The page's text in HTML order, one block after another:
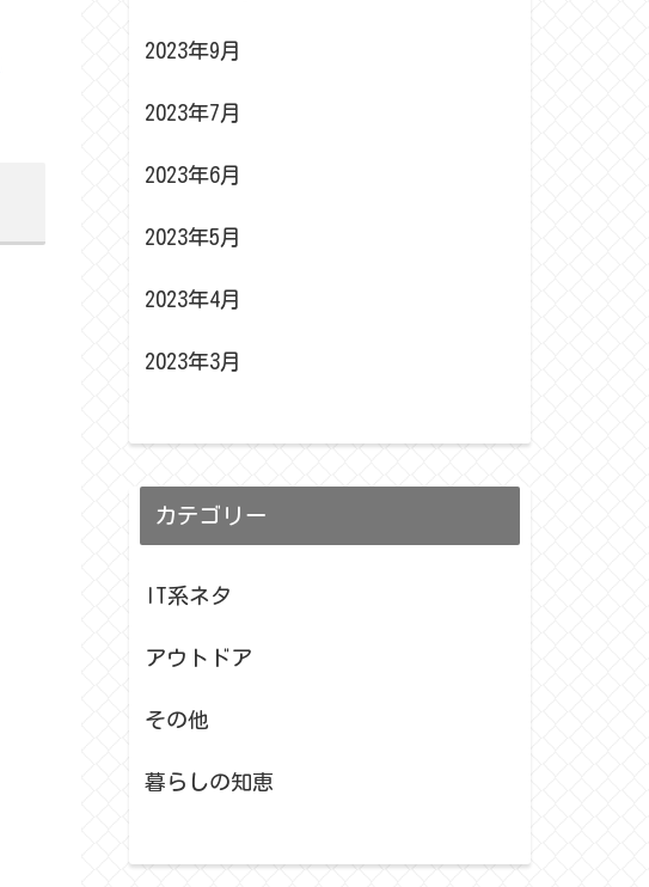
2023年9月
2023年7月
2023年6月
2023年5月
2023年4月
2023年3月
カテゴリー
IT系ネタ
アウトドア
その他
暮らしの知恵